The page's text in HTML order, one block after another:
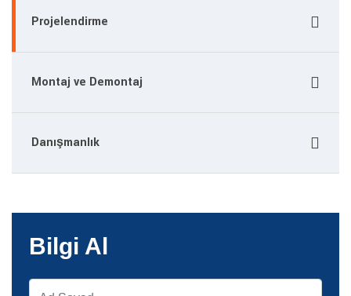
Projelendirme
Montaj ve Demontaj
Danışmanlık
Bilgi Al